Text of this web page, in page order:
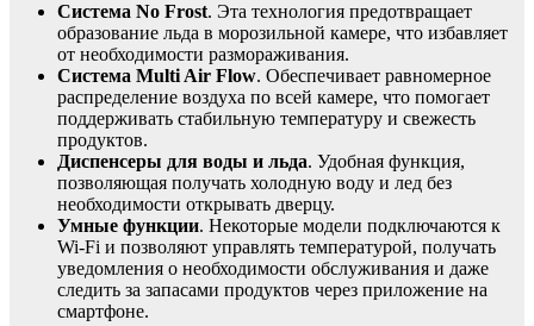
Система No Frost. Эта технология предотвращает
образование льда в морозильной камере, что избавляет
от необходимости размораживания.
Система Multi Air Flow. Обеспечивает равномерное
распределение воздуха по всей камере, что помогает
поддерживать стабильную температуру и свежесть
продуктов.
Диспенсеры для воды и льда. Удобная функция,
позволяющая получать холодную воду и лед без
необходимости открывать дверцу.
Умные функции. Некоторые модели подключаются к
Wi-Fi и позволяют управлять температурой, получать
уведомления о необходимости обслуживания и даже
следить за запасами продуктов через приложение на
смартфоне.